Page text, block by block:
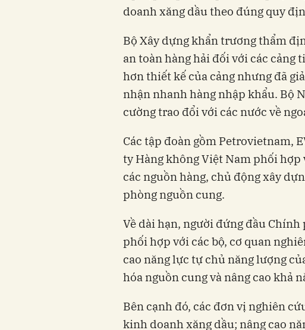
doanh xăng dầu theo đúng quy
Bộ Xây dựng khẩn trương thẩm
an toàn hàng hải đối với các
hơn thiết kế của cảng nhưng đã
nhận nhanh hàng nhập khẩu. Bộ
cường trao đổi với các nước về
Các tập đoàn gồm Petrovietnam,
ty Hàng không Việt Nam phối
các nguồn hàng, chủ động xây
phòng nguồn cung.
Về dài hạn, người đứng đầu Chính
phối hợp với các bộ, cơ quan
cao năng lực tự chủ năng lượng
hóa nguồn cung và nâng cao khả
Bên cạnh đó, các đơn vị nghiên
kinh doanh xăng dầu; nâng cao